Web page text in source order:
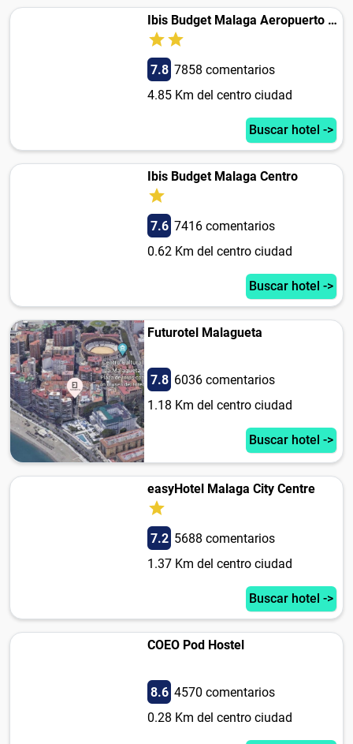
Ibis Budget Malaga Aeropuerto Avenida de Velazquez
7.8 7858 comentarios
4.85 Km del centro ciudad
Buscar hotel ->
Ibis Budget Malaga Centro
7.6 7416 comentarios
0.62 Km del centro ciudad
Buscar hotel ->
Futurotel Malagueta
7.8 6036 comentarios
1.18 Km del centro ciudad
Buscar hotel ->
easyHotel Malaga City Centre
7.2 5688 comentarios
1.37 Km del centro ciudad
Buscar hotel ->
COEO Pod Hostel
8.6 4570 comentarios
0.28 Km del centro ciudad